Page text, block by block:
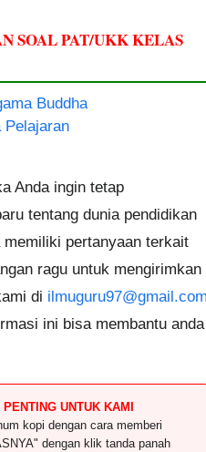
SOAL PAT/UKK KELAS
Buddha
Pelajaran
Anda ingin tetap
tentang dunia pendidikan
pertanyaan terkait
ragu untuk mengirimkan
di
ini bisa membantu anda
UNTUK KAMI
kopi dengan cara memberi
dengan klik tanda panah